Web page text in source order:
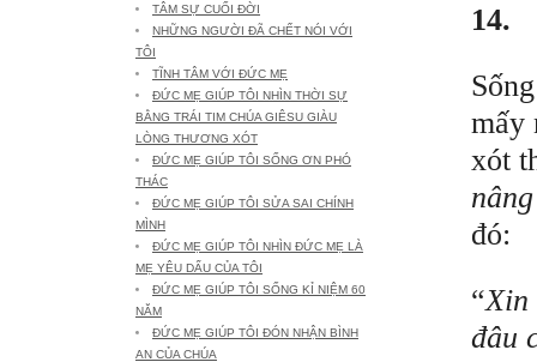
TÂM SỰ CUỐI ĐỜI
NHỮNG NGƯỜI ĐÃ CHẾT NÓI VỚI
TÔI
TĨNH TÂM VỚI ĐỨC MẸ
ĐỨC MẸ GIÚP TÔI NHÌN THỜI SỰ
BẰNG TRÁI TIM CHÚA GIÊSU GIÀU
LÒNG THƯƠNG XÓT
ĐỨC MẸ GIÚP TÔI SỐNG ƠN PHÓ
THÁC
ĐỨC MẸ GIÚP TÔI SỬA SAI CHÍNH
MÌNH
ĐỨC MẸ GIÚP TÔI NHÌN ĐỨC MẸ LÀ
MẸ YÊU DẤU CỦA TÔI
ĐỨC MẸ GIÚP TÔI SỐNG KỈ NIỆM 60
NĂM
ĐỨC MẸ GIÚP TÔI ĐÓN NHẬN BÌNH
AN CỦA CHÚA
14.
mấy
xót
đó:
“Xin
đâu